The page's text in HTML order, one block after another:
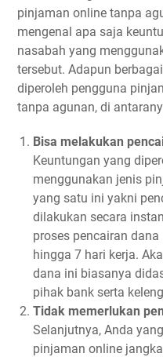
pinjaman online tanpa
mengenal apa saja
nasabah yang
tersebut. Adapun
diperoleh pengguna
tanpa agunan, di
Bisa melakukan
Keuntungan yang
menggunakan jenis
yang satu ini yakni
dilakukan secara
proses pencairan
hingga 7 hari kerja.
dana ini biasanya
pihak bank serta
Tidak memerlukan
Selanjutnya, Anda
pinjaman online